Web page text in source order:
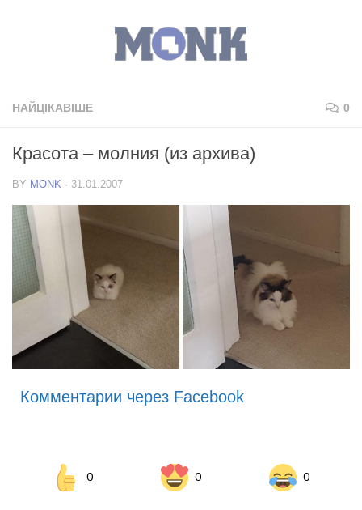
НАЙЦІКАВІШЕ 0
Красота – молния (из архива)
BY MONK · 31.01.2007
Комментарии через Facebook
0 0 0